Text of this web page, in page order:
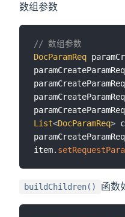
数组参数
// 数组参数
DocParamReq
List<DocParamReq>
item.
buildChildren() 函数